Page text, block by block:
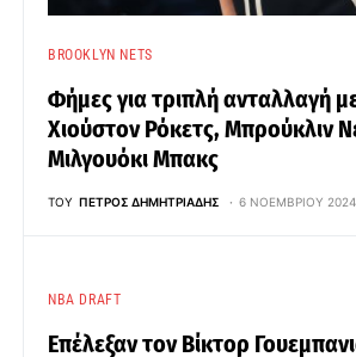
BROOKLYN NETS
Φήμες για τριπλή ανταλλαγή
Χιούστον Ρόκετς, Μπρούκλιν
Μιλγουόκι Μπακς
ΤΟΥ ΠΈΤΡΟΣ ΔΗΜΗΤΡΙΆΔΗΣ 6 ΝΟΕΜΒΡΊΟΥ 2024
NBA DRAFT
Επέλεξαν τον Βίκτορ